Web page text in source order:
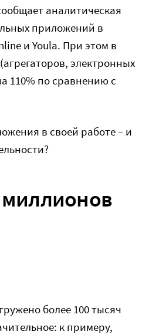
аналитическая
приложений в
и Youla. При этом в
электронных
110% по сравнению с
в своей работе – и
миллионов
более 100 тысяч
к примеру,